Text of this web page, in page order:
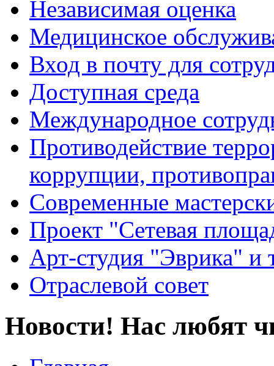
Независимая оценка
Медицинское
Вход в почту для
Доступная среда
Международное
Противодействие
коррупции,
Современные
Проект "Сетевая
Арт-студия "Эврика" и
Отраслевой совет
Новости! Нас любят